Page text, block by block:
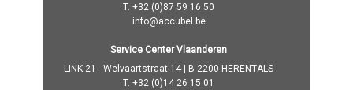
T. +32 (0)87 59 16 50
info@accubel.be
Service Center Vlaanderen
LINK 21 - Welvaartstraat 14 | B-2200 HERENTALS
T. +32 (0)14 26 15 01